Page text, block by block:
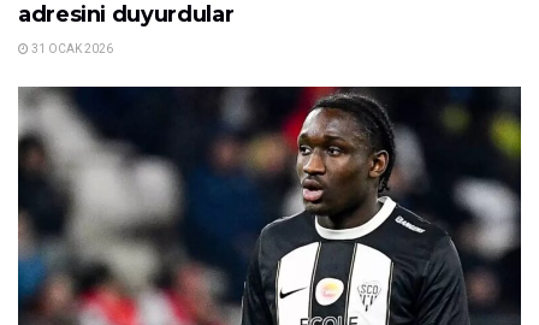
adresini duyurdular
31 OCAK 2026